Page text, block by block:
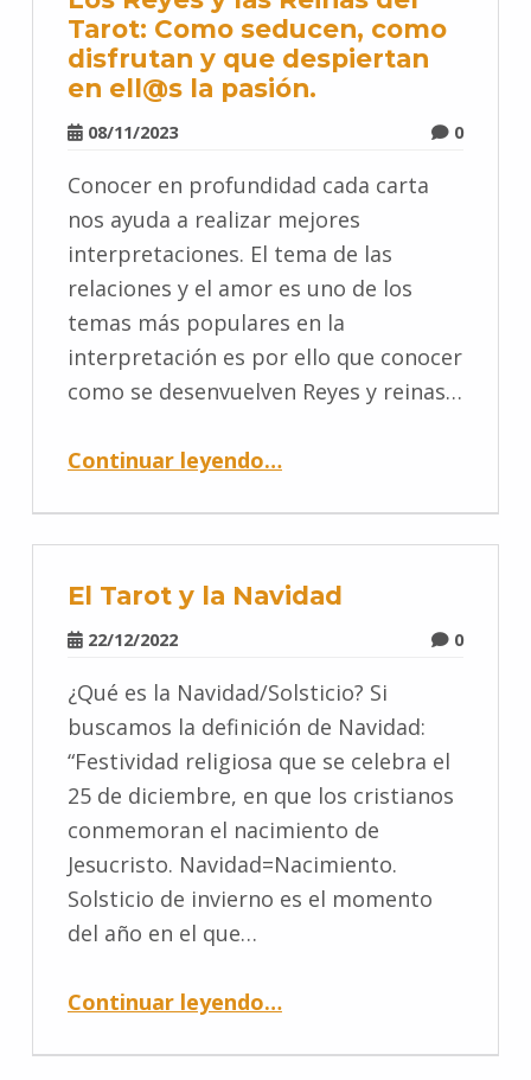
Tarot: Como seducen, como
disfrutan y que despiertan
en ell@s la pasión.
08/11/2023 0
Conocer en profundidad cada carta
nos ayuda a realizar mejores
interpretaciones. El tema de las
relaciones y el amor es uno de los
temas más populares en la
interpretación es por ello que conocer
como se desenvuelven Reyes y reinas…
Continuar leyendo…
El Tarot y la Navidad
22/12/2022 0
¿Qué es la Navidad/Solsticio? Si
buscamos la definición de Navidad:
“Festividad religiosa que se celebra el
25 de diciembre, en que los cristianos
conmemoran el nacimiento de
Jesucristo. Navidad=Nacimiento.
Solsticio de invierno es el momento
del año en el que…
Continuar leyendo…